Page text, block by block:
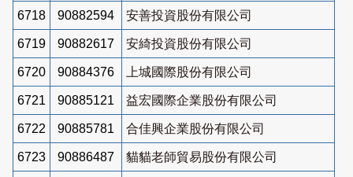
6718 90882594 安善投資股份有限公司
6719 90882617 安綺投資股份有限公司
6720 90884376 上城國際股份有限公司
6721 90885121 益宏國際企業股份有限公司
6722 90885781 合佳興企業股份有限公司
6723 90886487 貓貓老師貿易股份有限公司